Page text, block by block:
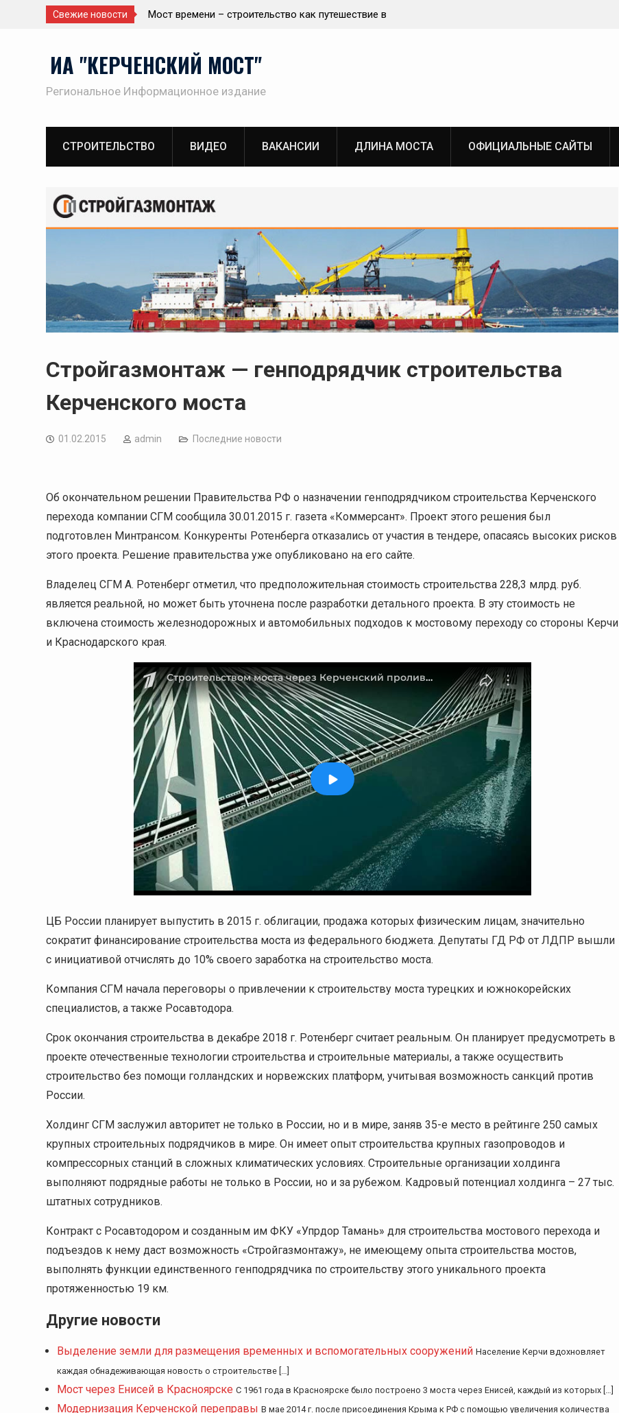
Свежие новости
– строительство как путешествие в Важность должности инженера по охране труда
содержимомуИА "КЕРЧЕНСКИЙ МОСТ"
Региональное Информационное издание
CТРОИТЕЛЬСТВО ВИДЕО ВАКАНСИИ ДЛИНА МОСТА ОФИЦИАЛЬНЫЕ САЙТЫ
Стройгазмонтаж — генподрядчик строительства
Керченского моста
01.02.2015 admin Последние новости
Об окончательном решении Правительства РФ о назначении генподрядчиком строительства Керченского
перехода компании СГМ сообщила 30.01.2015 г. газета «Коммерсант». Проект этого решения был
подготовлен Минтрансом. Конкуренты Ротенберга отказались от участия в тендере, опасаясь высоких рисков
этого проекта. Решение правительства уже опубликовано на его сайте.
Владелец СГМ А. Ротенберг отметил, что предположительная стоимость строительства 228,3 млрд. руб.
является реальной, но может быть уточнена после разработки детального проекта. В эту стоимость не
включена стоимость железнодорожных и автомобильных подходов к мостовому переходу со стороны Керчи
и Краснодарского края.
ЦБ России планирует выпустить в 2015 г. облигации, продажа которых физическим лицам, значительно
сократит финансирование строительства моста из федерального бюджета. Депутаты ГД РФ от ЛДПР вышли
с инициативой отчислять до 10% своего заработка на строительство моста.
Компания СГМ начала переговоры о привлечении к строительству моста турецких и южнокорейских
специалистов, а также Росавтодора.
Срок окончания строительства в декабре 2018 г. Ротенберг считает реальным. Он планирует предусмотреть в
проекте отечественные технологии строительства и строительные материалы, а также осуществить
строительство без помощи голландских и норвежских платформ, учитывая возможность санкций против
России.
Холдинг СГМ заслужил авторитет не только в России, но и в мире, заняв 35-е место в рейтинге 250 самых
крупных строительных подрядчиков в мире. Он имеет опыт строительства крупных газопроводов и
компрессорных станций в сложных климатических условиях. Строительные организации холдинга
выполняют подрядные работы не только в России, но и за рубежом. Кадровый потенциал холдинга – 27 тыс.
штатных сотрудников.
Контракт с Росавтодором и созданным им ФКУ «Упрдор Тамань» для строительства мостового перехода и
подъездов к нему даст возможность «Стройгазмонтажу», не имеющему опыта строительства мостов,
выполнять функции единственного генподрядчика по строительству этого уникального проекта
протяженностью 19 км.
Другие новости
Выделение земли для размещения временных и вспомогательных сооружений Население Керчи вдохновляет
каждая обнадеживающая новость о строительстве […]
Мост через Енисей в Красноярске С 1961 года в Красноярске было построено 3 моста через Енисей, каждый из которых […]
Модернизация Керченской переправы В мае 2014 г. после присоединения Крыма к РФ с помощью увеличения количества